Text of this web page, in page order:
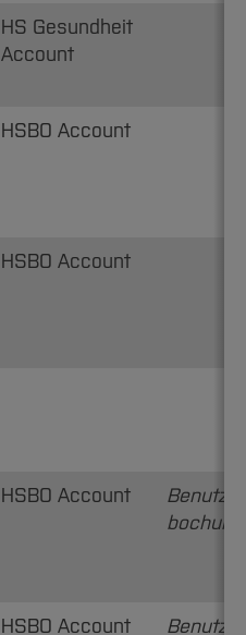
HS Gesundheit
Account
HSBO Account
HSBO Account
HSBO Account
HSBO Account